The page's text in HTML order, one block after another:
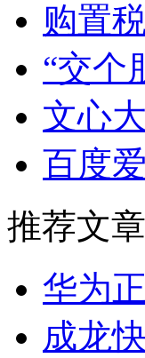
购置
“交个
文心
百度
推荐文章
华为
成龙